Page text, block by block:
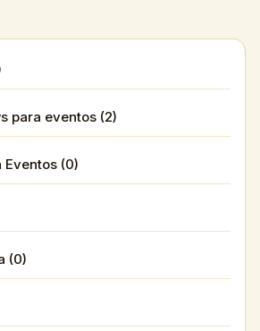
para eventos (2)
(0)
(0)